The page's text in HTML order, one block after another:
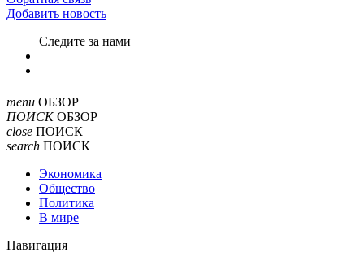
Добавить новость
Cледите за нами
menu ОБЗОР
ПОИСК ОБЗОР
close ПОИСК
search ПОИСК
Экономика
Общество
Политика
В мире
Навигация